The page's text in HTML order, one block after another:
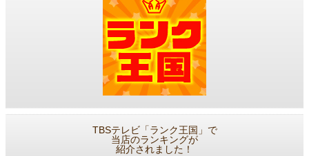
TBSテレビ「ランク王国」で
当店のランキングが
紹介されました！